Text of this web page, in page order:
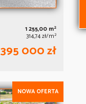
1 255,00 m2
314,74 zł/m2
395 000 zł
NOWA OFERTA